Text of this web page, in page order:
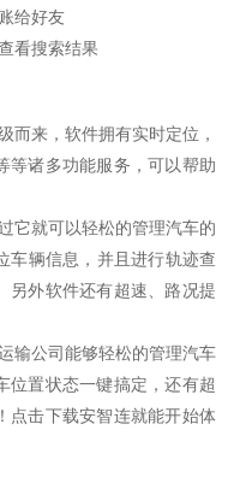
给好友
看搜索结果
而来，软件拥有实时定位，
等诸多功能服务，可以帮助
它就可以轻松的管理汽车的
车辆信息，并且进行轨迹查
另外软件还有超速、路况提
输公司能够轻松的管理汽车
位置状态一键搞定，还有超
点击下载安智连就能开始体